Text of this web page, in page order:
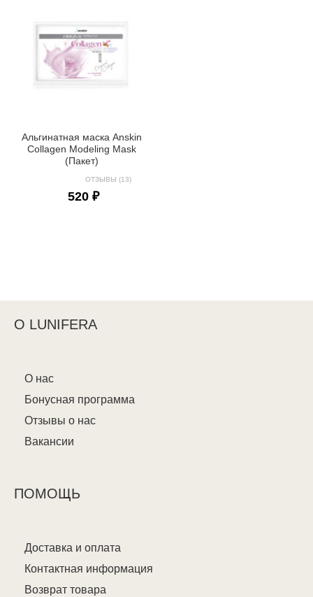
Альгинатная маска Anskin
Collagen Modeling Mask
(Пакет)
ОТЗЫВЫ (13)
520 ₽
О LUNIFERA
О нас
Бонусная программа
Отзывы о нас
Вакансии
ПОМОЩЬ
Доставка и оплата
Контактная информация
Возврат товара